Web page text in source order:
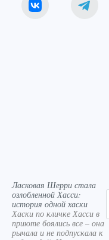
Ласковая Шерри стала
озлобленной Хасси:
история одной хаски
Хаски по кличке Хасси в
приюте боялись все – она
рычала и не подпускала к